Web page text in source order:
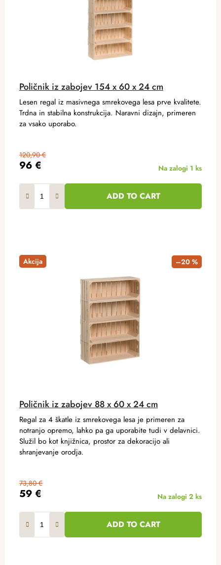
Poličnik iz zabojev 154 x 60 x 24 cm
96 €
120,90 €
Na zalogi 1 ks
ADD TO CART
Lesen regal iz masivnega smrekovega lesa prve kvalitete.
Trdna in stabilna konstrukcija. Naravni dizajn, primeren
za vsako uporabo.
Akcija –20 %
Poličnik iz zabojev 88 x 60 x 24 cm
59 €
73,80 €
Na zalogi 2 ks
ADD TO CART
Regal za 4 škatle iz smrekovega lesa je primeren za
notranjo opremo, lahko pa ga uporabite tudi v delavnici.
Služil bo kot knjižnica, prostor za dekoracijo ali
shranjevanje orodja.